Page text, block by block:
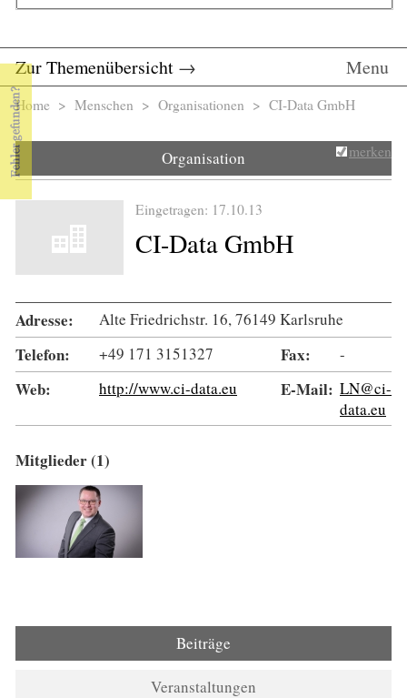
Zur Themenübersicht → Menu
Sie sind hier
Home > Menschen > Organisationen > CI-Data GmbH
Organisation merken
Eingetragen: 17.10.13
CI-Data GmbH
Adresse: Alte Friedrichstr. 16, 76149 Karlsruhe
Telefon: +49 171 3151327 Fax: -
Web: http://www.ci-data.eu E-Mail: LN@ci-
data.eu
Mitglieder (1)
Beiträge
Veranstaltungen